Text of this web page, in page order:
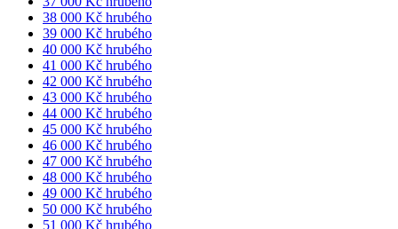
38 000 Kč hrubého
39 000 Kč hrubého
40 000 Kč hrubého
41 000 Kč hrubého
42 000 Kč hrubého
43 000 Kč hrubého
44 000 Kč hrubého
45 000 Kč hrubého
46 000 Kč hrubého
47 000 Kč hrubého
48 000 Kč hrubého
49 000 Kč hrubého
50 000 Kč hrubého
51 000 Kč hrubého